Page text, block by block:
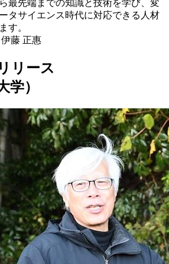
最先端までの知識と技術を学び、変
タサイエンス時代に対応できる人材
す。
伊藤 正惠
リース
学）